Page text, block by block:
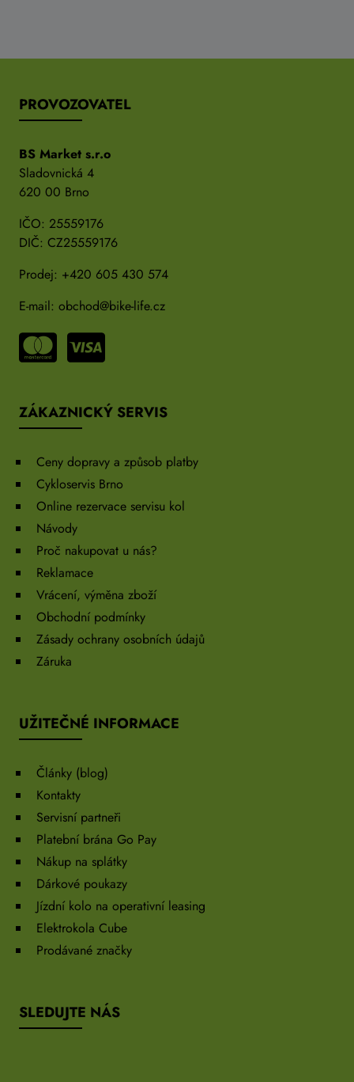
PROVOZOVATEL
BS Market s.r.o
Sladovnická 4
620 00 Brno
IČO: 25559176
DIČ: CZ25559176
Prodej: +420 605 430 574
E-mail: obchod@bike-life.cz
ZÁKAZNICKÝ SERVIS
Ceny dopravy a způsob platby
Cykloservis Brno
Online rezervace servisu kol
Návody
Proč nakupovat u nás?
Reklamace
Vrácení, výměna zboží
Obchodní podmínky
Zásady ochrany osobních údajů
Záruka
UŽITEČNÉ INFORMACE
Články (blog)
Kontakty
Servisní partneři
Platební brána Go Pay
Nákup na splátky
Dárkové poukazy
Jízdní kolo na operativní leasing
Elektrokola Cube
Prodávané značky
SLEDUJTE NÁS